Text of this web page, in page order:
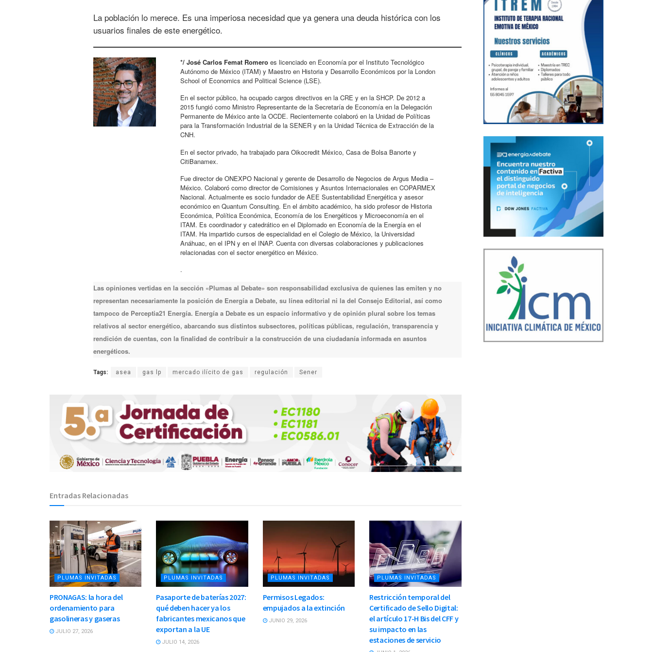
La población lo merece. Es una imperiosa necesidad que ya genera una deuda histórica con los
usuarios finales de este energético.
*/ José Carlos Femat Romeroes licenciado en Economía por el Instituto Tecnológico
Autónomo de México (ITAM) y Maestro en Historia y Desarrollo Económicos por la London
School of Economics and Political Science (LSE).
En el sector público, ha ocupado cargos directivos en la CRE y en la SHCP. De 2012 a
2015 fungió como Ministro Representante de la Secretaría de Economía en la Delegación
Permanente de México ante la OCDE. Recientemente colaboró en la Unidad de Políticas
para la Transformación Industrial de la SENER y en la Unidad Técnica de Extracción de la
CNH.
En el sector privado, ha trabajado para Oikocredit México, Casa de Bolsa Banorte y
CitiBanamex.
Fue director de ONEXPO Nacional y gerente de Desarrollo de Negocios de Argus Media –
México. Colaboró como director de Comisiones y Asuntos Internacionales en COPARMEX
Nacional. Actualmente es socio fundador de AEE Sustentabilidad Energética y asesor
económico en Quantum Consulting. En el ámbito académico, ha sido profesor de Historia
Económica, Política Económica, Economía de los Energéticos y Microeconomía en el
ITAM. Es coordinador y catedrático en el Diplomado en Economía de la Energía en el
ITAM. Ha impartido cursos de especialidad en el Colegio de México, la Universidad
Anáhuac, en el IPN y en el INAP. Cuenta con diversas colaboraciones y publicaciones
relacionadas con el sector energético en México.
.
Las opiniones vertidas en la sección «Plumas al Debate» son responsabilidad exclusiva de quienes las emiten y no
representan necesariamente la posición de Energía a Debate, su línea editorial ni la del Consejo Editorial, así como
tampoco de Perceptia21 Energía. Energía a Debate es un espacio informativo y de opinión plural sobre los temas
relativos al sector energético, abarcando sus distintos subsectores, políticas públicas, regulación, transparencia y
rendición de cuentas, con la finalidad de contribuir a la construcción de una ciudadanía informada en asuntos
energéticos.
Tags: asea gas lp mercado ilícito de gas regulación Sener
Entradas Relacionadas
PLUMAS INVITADAS
PRONAGAS: la hora del
ordenamiento para
gasolineras y gaseras
JULIO 27, 2026
PLUMAS INVITADAS
Pasaporte de baterías 2027:
qué deben hacer ya los
fabricantes mexicanos que
exportan a la UE
JULIO 14, 2026
PLUMAS INVITADAS
Permisos Legados:
empujados a la extinción
JUNIO 29, 2026
PLUMAS INVITADAS
Restricción temporal del
Certificado de Sello Digital:
el artículo 17-H Bis del CFF y
su impacto en las
estaciones de servicio